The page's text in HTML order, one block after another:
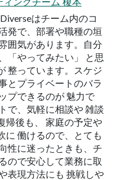
はチーム内のコ
発で、部署や職種の垣
囲気があります。自分
「やってみたい」 と思
整っています。スケジ
とプライベートのバラ
プできるのが 魅力で
で、気軽に相談や 雑談
帰後も、 家庭の予定や
に 働けるので、とても
性に迷ったときも、チ
ので安心して業務に取
表現方法にも 挑戦しや